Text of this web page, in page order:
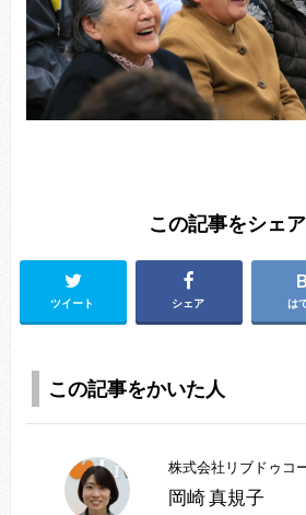
この記事をシェ
ツイート シェア は
この記事をかいた人
株式会社リブドゥコ
岡崎 真規子